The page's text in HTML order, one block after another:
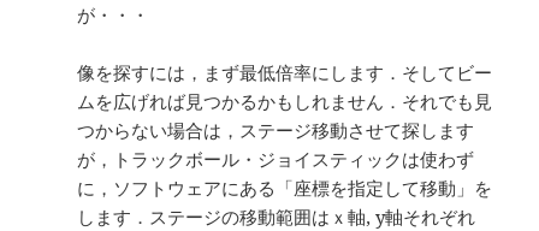
が・・・
像を探すには，まず最低倍率にします．そしてビー
ムを広げれば見つかるかもしれません．それでも見
つからない場合は，ステージ移動させて探します
が，トラックボール・ジョイスティックは使わず
に，ソフトウェアにある「座標を指定して移動」を
します．ステージの移動範囲はｘ軸, y軸それぞれ